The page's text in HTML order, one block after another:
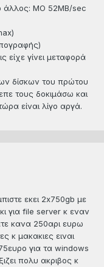
άλλος: MO 52MB/sec
είχε γίνει μεταφορά
δίσκων του πρώτου
τους δοκιμάσω και
είναι λίγο αργά.
εκει 2x750gb με
για file server κ εναν
κανα 250αρι ευρω
κ μακακιες ειναι
για τα windows
πολυ ακριβος κ